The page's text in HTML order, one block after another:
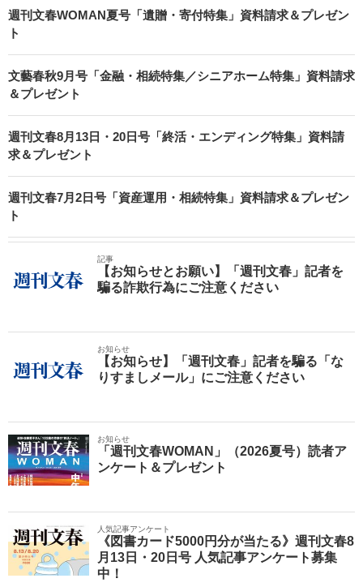
週刊文春WOMAN夏号「遺贈・寄付特集」資料請求＆プレゼン
ト
文藝春秋9月号「金融・相続特集／シニアホーム特集」資料請求
＆プレゼント
週刊文春8月13日・20日号「終活・エンディング特集」資料請
求＆プレゼント
週刊文春7月2日号「資産運用・相続特集」資料請求＆プレゼン
ト
記事
【お知らせとお願い】「週刊文春」記者を
騙る詐欺行為にご注意ください
お知らせ
【お知らせ】「週刊文春」記者を騙る「な
りすましメール」にご注意ください
お知らせ
「週刊文春WOMAN」（2026夏号）読者ア
ンケート＆プレゼント
人気記事アンケート
《図書カード5000円分が当たる》週刊文春8
月13日・20日号 人気記事アンケート募集
中！